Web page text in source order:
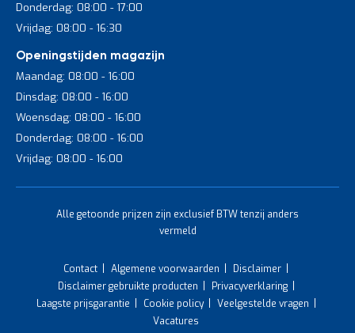
Donderdag: 08:00 - 17:00
Vrijdag: 08:00 - 16:30
Openingstijden magazijn
Maandag: 08:00 - 16:00
Dinsdag: 08:00 - 16:00
Woensdag: 08:00 - 16:00
Donderdag: 08:00 - 16:00
Vrijdag: 08:00 - 16:00
Alle getoonde prijzen zijn exclusief BTW tenzij anders
vermeld
Contact Algemene voorwaarden
Disclaimer
Disclaimer gebruikte producten
Privacyverklaring
Laagste prijsgarantie
Cookie policy
Veelgestelde vragen
Vacatures